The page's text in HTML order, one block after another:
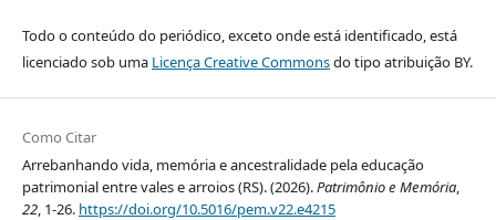
Todo o conteúdo do periódico, exceto onde está identificado, está
licenciado sob uma Licença Creative Commonsdo tipo atribuição BY.
Como Citar
Arrebanhando vida, memória e ancestralidade pela educação
patrimonial entre vales e arroios (RS). (2026).Patrimônio e Memória,
22, 1-26. https://doi.org/10.5016/pem.v22.e4215